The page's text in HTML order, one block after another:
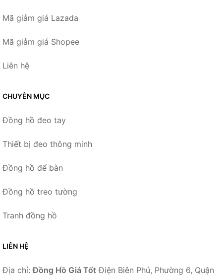
Mã giảm giá Lazada
Mã giảm giá Shopee
Liên hệ
CHUYÊN MỤC
Đồng hồ đeo tay
Thiết bị đeo thông minh
Đồng hồ để bàn
Đồng hồ treo tường
Tranh đồng hồ
LIÊN HỆ
Địa chỉ:Đồng Hồ Giá Tốt Điện Biên Phủ, Phường 6, Quận